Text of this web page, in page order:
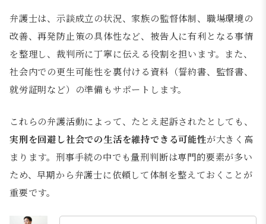
弁護士は、示談成立の状況、家族の監督体制、職場環境の
改善、再発防止策の具体性など、被告人に有利となる事情
を整理し、裁判所に丁寧に伝える役割を担います。また、
社会内での更生可能性を裏付ける資料（誓約書、監督書、
就労証明など）の準備もサポートします。
これらの弁護活動によって、たとえ起訴されたとしても、
実刑を回避し社会での生活を維持できる可能性が大きく高
まります。刑事手続の中でも量刑判断は専門的要素が多い
ため、早期から弁護士に依頼して体制を整えておくことが
重要です。